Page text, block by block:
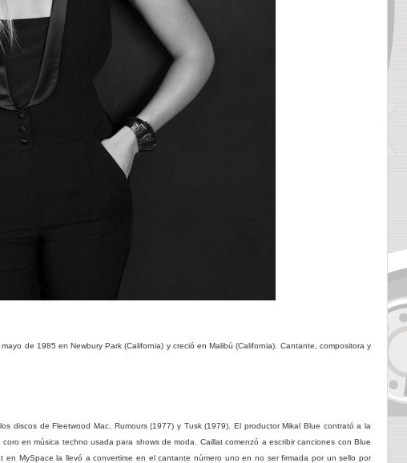
mayo de 1985 enNewbury Park(California) y creció en Malibú (California) . Cantante, compositora y
discos de Fleetwood Mac, Rumours (1977) y Tusk (1979). El productor Mikal Blue contrató a la
en música techno usada para shows de moda. Caillat comenzó a escribir canciones con Blue
en MySpace la llevó a convertirse en el cantante número uno en no ser firmada por un sello por